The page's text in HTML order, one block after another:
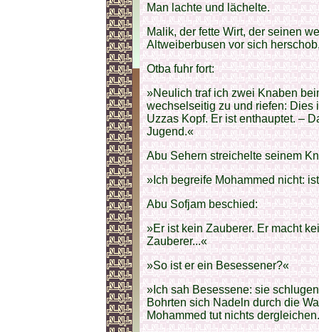
Man lachte und lächelte.
Malik, der fette Wirt, der seinen
Altweiberbusen vor sich
Otba fuhr fort:
»Neulich traf ich zwei Knaben
wechselseitig zu und riefen: Dies
Uzzas Kopf. Er ist enthauptet. –
Jugend.«
Abu Sehern streichelte seinem
»Ich begreife Mohammed nicht:
Abu Sofjam beschied:
»Er ist kein Zauberer. Er macht
Zauberer...«
»So ist er ein Besessener?«
»Ich sah Besessene: sie
Bohrten sich Nadeln durch die
Mohammed tut nichts